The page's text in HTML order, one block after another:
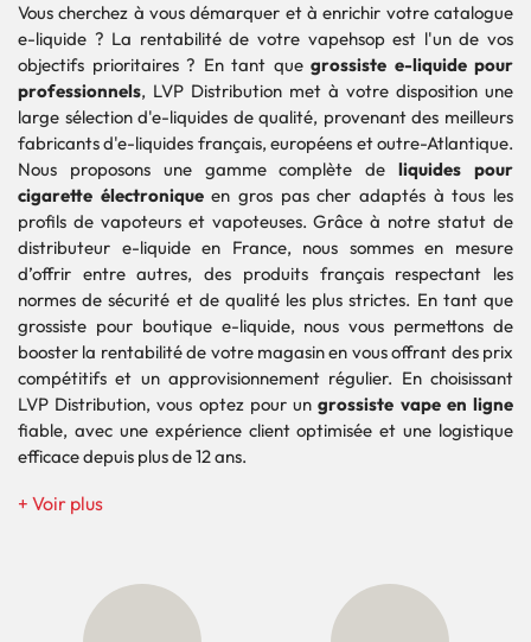
Vous cherchez à vous démarquer et à enrichir votre catalogue
e-liquide ? La rentabilité de votre vapehsop est l'un de vos
objectifs prioritaires ? En tant que grossiste e-liquide pour
professionnels, LVP Distribution met à votre disposition une
large sélection d'e-liquides de qualité, provenant des meilleurs
fabricants d'e-liquides français, européens et outre-Atlantique.
Nous proposons une gamme complète deliquides pour
cigarette électroniqueen gros pas cher adaptés à tous les
profils de vapoteurs et vapoteuses. Grâce à notre statut de
distributeur e-liquide en France, nous sommes en mesure
d’offrir entre autres, des produits français respectant les
normes de sécurité et de qualité les plus strictes. En tant que
grossiste pour boutique e-liquide, nous vous permettons de
booster la rentabilité de votre magasin en vous offrant des prix
compétitifs et un approvisionnement régulier. En choisissant
LVP Distribution, vous optez pour ungrossiste vape en ligne
fiable, avec une expérience client optimisée et une logistique
efficace depuis plus de 12 ans.